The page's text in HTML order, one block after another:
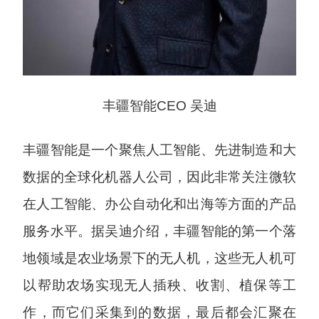
丰疆智能CEO 吴迪
丰疆智能是一个聚焦人工智能、先进制造和大
数据的全球化机器人公司，因此非常关注微软
在人工智能、办公自动化和出海等方面的产品
服务水平。据吴迪介绍，丰疆智能的第一个落
地领域是农业场景下的无人机，这些无人机可
以帮助农场实现无人插秧、收割、植保等工
作，而它们采集到的数据，最后都会汇聚在